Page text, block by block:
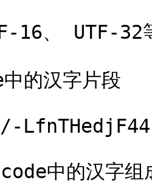
16、 UTF-32
的汉字片段
中的汉字组